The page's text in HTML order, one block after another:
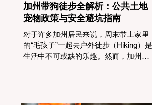
加州带狗徒步全解析：公共土地
宠物政策与安全避坑指南
对于许多加州居民来说，周末带上家里
的“毛孩子”一起去户外徒步（Hiking）是
生活中不可或缺的乐趣。然而，加州拥